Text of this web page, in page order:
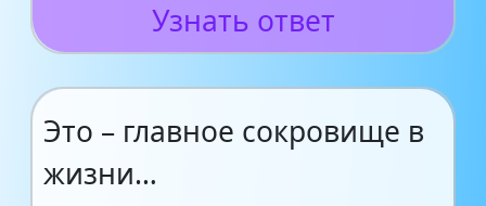
Узнать ответ
Это – главное сокровище в
жизни…